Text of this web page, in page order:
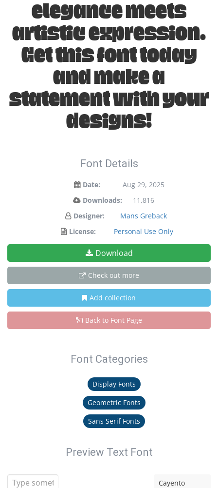
elegance meets
artistic expression.
Get this font today
and make a
statement with your
designs!
Font Details
Date:
Aug 29, 2025
Downloads:
11,816
Designer:
Mans Greback
License:
Personal Use Only
Download
Check out more
Add collection
Back to Font Page
Font Categories
Display Fonts
Geometric Fonts
Sans Serif Fonts
Preview Text Font
Cayento